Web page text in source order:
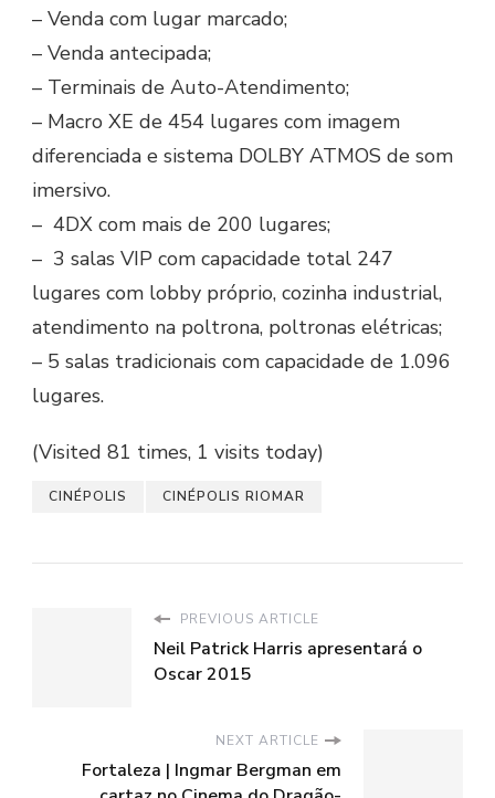
– Venda com lugar marcado;
– Venda antecipada;
– Terminais de Auto-Atendimento;
– Macro XE de 454 lugares com imagem
diferenciada e sistema DOLBY ATMOS de som
imersivo.
– 4DX com mais de 200 lugares;
– 3 salas VIP com capacidade total 247
lugares com lobby próprio, cozinha industrial,
atendimento na poltrona, poltronas elétricas;
– 5 salas tradicionais com capacidade de 1.096
lugares.
(Visited 81 times, 1 visits today)
CINÉPOLIS CINÉPOLIS RIOMAR
PREVIOUS ARTICLE
Neil Patrick Harris apresentará o
Oscar 2015
NEXT ARTICLE
Fortaleza | Ingmar Bergman em